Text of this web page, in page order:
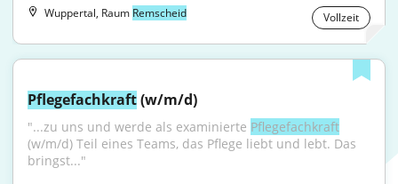
Wuppertal, Raum Remscheid Vollzeit
Pflegefachkraft (w/m/d)
"...zu uns und werde als examinierte Pflegefachkraft
(w/m/d) Teil eines Teams, das Pflege liebt und lebt. Das
bringst..."